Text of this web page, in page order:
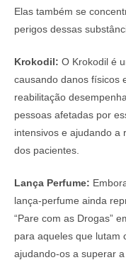
Elas também se
perigos dessas
Krokodil: O Krokodil é
causando danos físicos
reabilitação
pessoas afetadas por
intensivos e ajudando a
dos pacientes.
Lança Perfume:
lança-perfume ainda
“Pare com as Drogas”
para aqueles que lutam
ajudando-os a superar